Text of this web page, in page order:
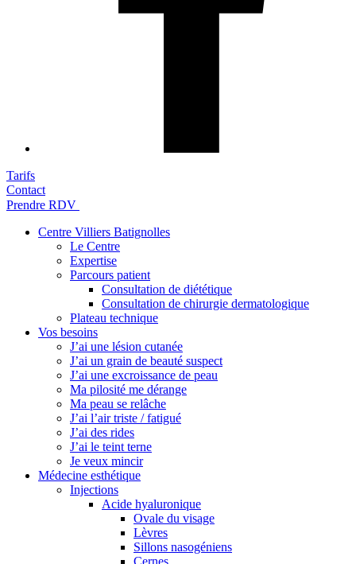
Tarifs
Contact
Prendre RDV
Centre Villiers Batignolles
Le Centre
Expertise
Parcours patient
Consultation de diététique
Consultation de chirurgie dermatologique
Plateau technique
Vos besoins
J’ai une lésion cutanée
J’ai un grain de beauté suspect
J’ai une excroissance de peau
Ma pilosité me dérange
Ma peau se relâche
J’ai l’air triste / fatigué
J’ai des rides
J’ai le teint terne
Je veux mincir
Médecine esthétique
Injections
Acide hyaluronique
Ovale du visage
Lèvres
Sillons nasogéniens
Cernes